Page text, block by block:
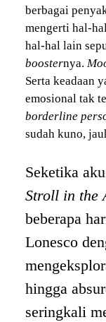
berbagai
mengerti hal-
hal-hal lain
boosternya.
Serta keadaan
emosional tak
borderline
sudah kuno,
Seketika
Stroll in the
beberapa
Lonesco
hingga
seringkali